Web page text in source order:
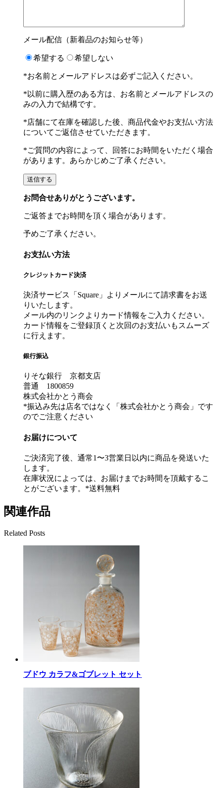
メール配信（新着品のお知らせ等）
希望する 希望しない
*お名前とメールアドレスは必ずご記入ください。
*以前に購入歴のある方は、お名前とメールアドレスの
みの入力で結構です。
*店舗にて在庫を確認した後、商品代金やお支払い方法
についてご返信させていただきます。
*ご質問の内容によって、回答にお時間をいただく場合
があります。あらかじめご了承ください。
お問合せありがとうございます。
ご返答までお時間を頂く場合があります。
予めご了承ください。
お支払い方法
クレジットカード決済
決済サービス「Square」よりメールにて請求書をお送
りいたします。
メール内のリンクよりカード情報をご入力ください。
カード情報をご登録頂くと次回のお支払いもスムーズ
に行えます。
銀行振込
りそな銀行 京都支店
普通 1800859
株式会社かとう商会
*振込み先は店名ではなく「株式会社かとう商会」です
のでご注意ください
お届けについて
ご決済完了後、通常1〜3営業日以内に商品を発送いた
します。
在庫状況によっては、お届けまでお時間を頂戴するこ
とがございます。*送料無料
関連作品
Related Posts
ブドウ カラフ&ゴブレット セット